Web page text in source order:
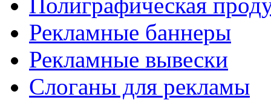
Рекламные баннеры
Рекламные вывески
Слоганы для рекламы